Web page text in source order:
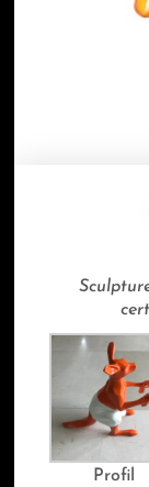
Profil